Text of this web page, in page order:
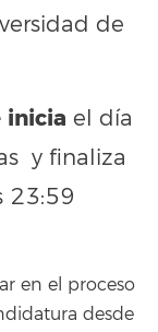
de
inicia el día
y finaliza
23:59
en el proceso
desde